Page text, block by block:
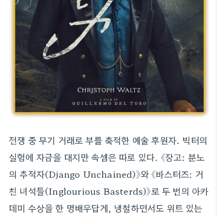
전쟁 중 무기 거래로 부를 축적한 예술 후원자. 빅터의
실험에 자금을 대지만 속셈은 따로 있다. 《장고: 분노
의 추적자(Django Unchained)》와 《바스터즈: 거
친 녀석들(Inglourious Basterds)》로 두 번의 아카
데미 수상을 한 명배우답게, 냉철하면서도 위트 있는